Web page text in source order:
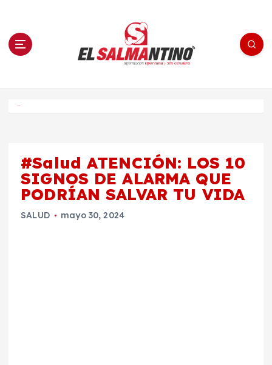
n El Salmantino - medios/noticias/editorial
#Salud ATENCIÓN: LOS 10
SIGNOS DE ALARMA QUE
PODRÍAN SALVAR TU VIDA
SALUD mayo 30, 2024